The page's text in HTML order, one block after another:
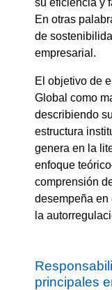
En otras
de
empresarial.
El objetivo de
Global como
describiendo
estructura
genera en la
enfoque
comprensión
desempeña en
la
principales